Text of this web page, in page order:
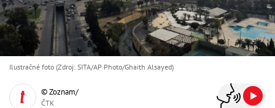
Ilustračné foto (Zdroj: SITA/AP Photo/Ghaith Alsayed)
© Zoznam/
ČTK